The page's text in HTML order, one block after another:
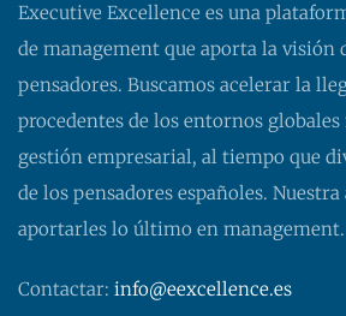
Executive Excellence es una
de management que aporta la visión
pensadores. Buscamos acelerar la
procedentes de los entornos
gestión empresarial, al tiempo que
de los pensadores españoles.
aportarles lo último en management.
Contactar: info@eexcellence.es